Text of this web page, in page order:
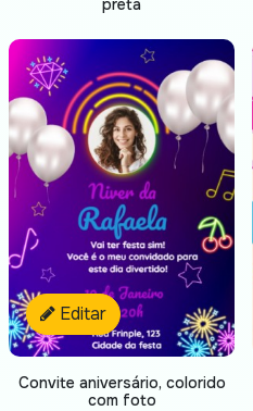
preta
Editar
Convite aniversário, colorido
com foto